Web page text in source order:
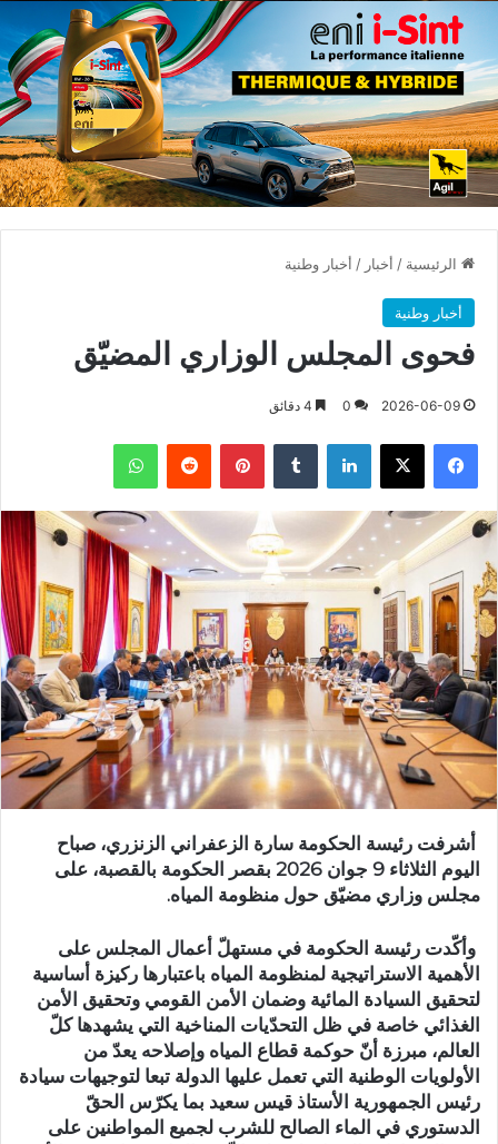
الرئيسية / أخبار / أخبار وطنية
أخبار وطنية
فحوى المجلس الوزاري المضيّق
2026-06-09
0
فيسبوك X لينكدإن بينتيريست واتساب
أشرفت رئيسة الحكومة سارة الزعفراني الزنزري، صباح
اليوم الثلاثاء 9 جوان 2026 بقصر الحكومة بالقصبة، على
مجلس وزاري مضيّق حول منظومة المياه.
وأكّدت رئيسة الحكومة في مستهلّ أعمال المجلس على
الأهمية الاستراتيجية لمنظومة المياه باعتبارها ركيزة أساسية
لتحقيق السيادة المائية وضمان الأمن القومي وتحقيق الأمن
الغذائي خاصة في ظل التحدّيات المناخية التي يشهدها كلّ
العالم، مبرزة أنّ حوكمة قطاع المياه وإصلاحه يعدّ من
الأولويات الوطنية التي تعمل عليها الدولة تبعا لتوجيهات سيادة
رئيس الجمهورية الأستاذ قيس سعيد بما يكرّس الحقّ
الدستوري في الماء الصالح للشرب لجميع المواطنين على